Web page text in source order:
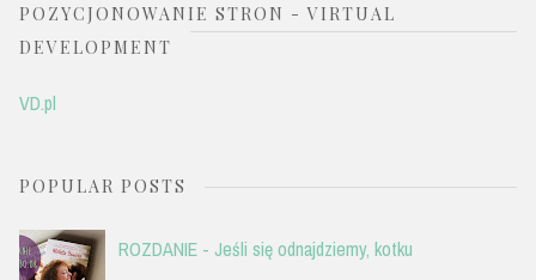
POZYCJONOWANIE STRON - VIRTUAL
DEVELOPMENT
VD.pl
POPULAR POSTS
ROZDANIE - Jeśli się odnajdziemy, kotku